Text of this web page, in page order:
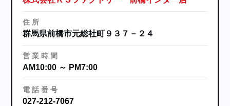
住 所
群馬県前橋市元総社町９３７－２４
営 業 時 間
AM10:00 ～ PM7:00
電 話 番 号
027-212-7067